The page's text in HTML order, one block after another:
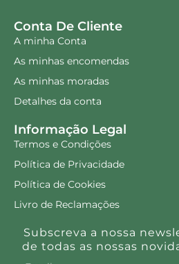
Conta De Cliente
A minha Conta
As minhas encomendas
As minhas moradas
Detalhes da conta
Informação Legal
Termos e Condições
Política de Privacidade
Política de Cookies
Livro de Reclamações
Subscreva a nossa
de todas as nossas